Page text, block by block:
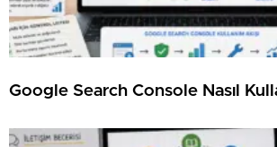
Google Search Console Nasıl